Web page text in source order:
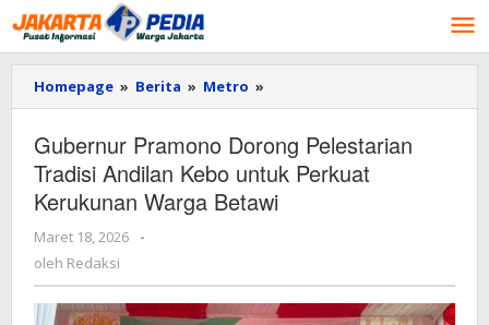
Lewati
ke
konten
Homepage » Berita » Metro »
Pramono
Pelestarian
Tradisi
Kebo
Warga
Betawi
Gubernur Pramono Dorong Pelestarian
Tradisi Andilan Kebo untuk Perkuat
Kerukunan Warga Betawi
Maret 18, 2026
oleh
-
oleh Redaksi